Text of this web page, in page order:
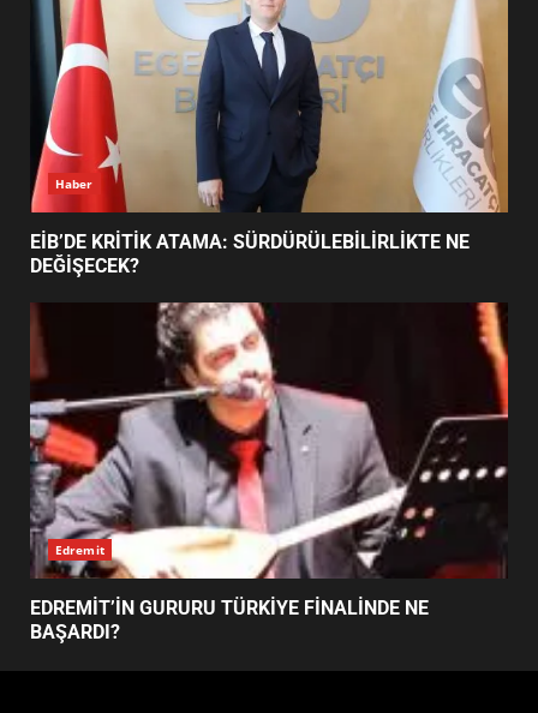
5
BALIKESİR MÜZELERİNDE SÜRE
UZATILDI: NE DEĞİŞTİ?
BURHANİYE SATRANÇ
TURNUVASI KAYITLARI NEYİ
7
BURHANİYE BELEDİYESPOR’DA
YENİ YÖNETİM NASIL
ŞEKİLLENDİ?
Haber
EİB’DE KRİTİK ATAMA: SÜRDÜRÜLEBİLİRLİKTE NE
DEĞİŞECEK?
Edremit
EDREMİT’İN GURURU TÜRKİYE FİNALİNDE NE
BAŞARDI?